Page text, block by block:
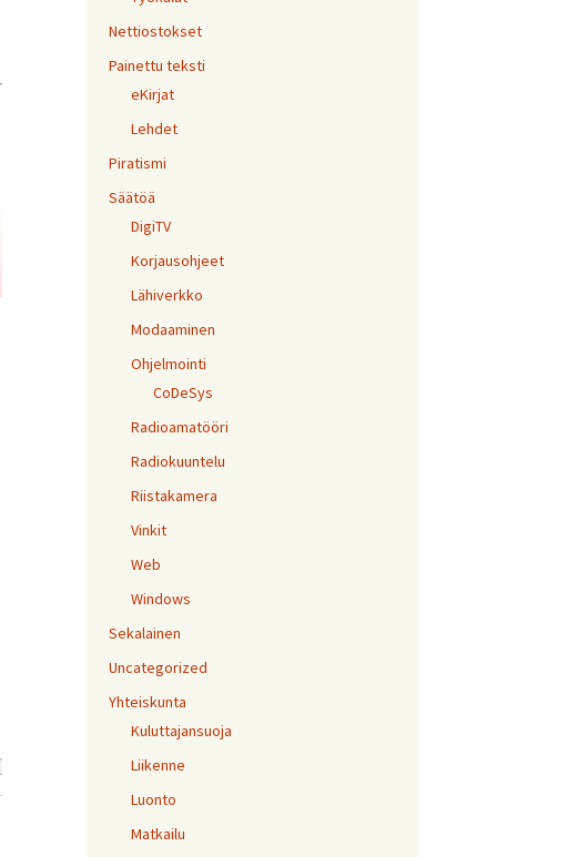
Nettiostokset
Painettu teksti
eKirjat
Lehdet
Piratismi
Säätöä
DigiTV
Korjausohjeet
Lähiverkko
Modaaminen
Ohjelmointi
CoDeSys
Radioamatööri
Radiokuuntelu
Riistakamera
Vinkit
Web
Windows
Sekalainen
Uncategorized
Yhteiskunta
Kuluttajansuoja
Liikenne
Luonto
Matkailu